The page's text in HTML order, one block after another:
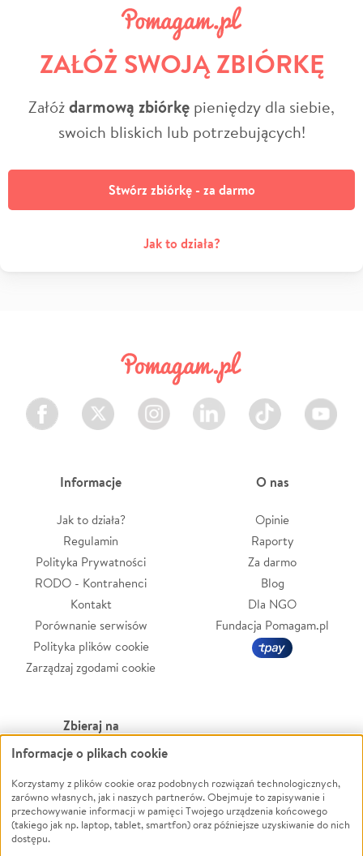
ZAŁÓŻ SWOJĄ ZBIÓRKĘ
Załóżdarmową zbiórkę pieniędzy dla siebie,
swoich bliskich lub potrzebujących!
Stwórz zbiórkę - za darmo
Jak to działa?
Facebook Twitter Instagram LinkedIn TikTok Youtube
Informacje
Jak to działa?
Regulamin
Polityka Prywatności
RODO - Kontrahenci
Kontakt
Porównanie serwisów
Polityka plików cookie
Zarządzaj zgodami cookie
O nas
Opinie
Raporty
Za darmo
Blog
Dla NGO
Fundacja Pomagam.pl
Zbieraj na
Leczenie
Zwierzęta
Pożar
Ukraina
Powódź
Wichura
NGO
Informacje o plikach cookie
Korzystamy z plików cookie oraz podobnych rozwiązań technologicznych,
zarówno własnych, jak i naszych partnerów. Obejmuje to zapisywanie i
przechowywanie informacji w pamięci Twojego urządzenia końcowego
(takiego jak np. laptop, tablet, smartfon) oraz późniejsze uzyskiwanie do nich
dostępu.